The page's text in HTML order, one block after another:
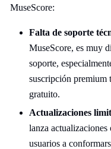
MuseScore:
Falta de soporte
MuseScore, es muy
soporte,
suscripción premium
gratuito.
Actualizaciones
lanza
usuarios a